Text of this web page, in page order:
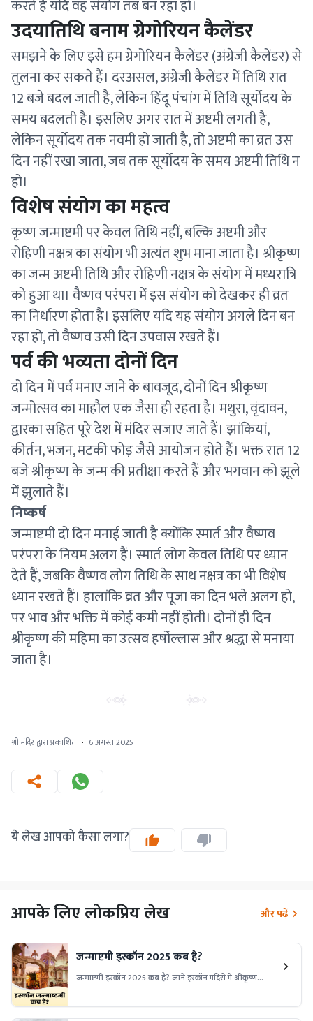
करते हैं यदि वह संयोग तब बन रहा हो।
उदयातिथि बनाम ग्रेगोरियन कैलेंडर
समझने के लिए इसे हम ग्रेगोरियन कैलेंडर (अंग्रेजी कैलेंडर) से
तुलना कर सकते हैं। दरअसल, अंग्रेजी कैलेंडर में तिथि रात
12 बजे बदल जाती है, लेकिन हिंदू पंचांग में तिथि सूर्योदय के
समय बदलती है। इसलिए अगर रात में अष्टमी लगती है,
लेकिन सूर्योदय तक नवमी हो जाती है, तो अष्टमी का व्रत उस
दिन नहीं रखा जाता, जब तक सूर्योदय के समय अष्टमी तिथि न
हो।
विशेष संयोग का महत्व
कृष्ण जन्माष्टमी पर केवल तिथि नहीं, बल्कि अष्टमी और
रोहिणी नक्षत्र का संयोग भी अत्यंत शुभ माना जाता है। श्रीकृष्ण
का जन्म अष्टमी तिथि और रोहिणी नक्षत्र के संयोग में मध्यरात्रि
को हुआ था। वैष्णव परंपरा में इस संयोग को देखकर ही व्रत
का निर्धारण होता है। इसलिए यदि यह संयोग अगले दिन बन
रहा हो, तो वैष्णव उसी दिन उपवास रखते हैं।
पर्व की भव्यता दोनों दिन
दो दिन में पर्व मनाए जाने के बावजूद, दोनों दिन श्रीकृष्ण
जन्मोत्सव का माहौल एक जैसा ही रहता है। मथुरा, वृंदावन,
द्वारका सहित पूरे देश में मंदिर सजाए जाते हैं। झांकियां,
कीर्तन, भजन, मटकी फोड़ जैसे आयोजन होते हैं। भक्त रात 12
बजे श्रीकृष्ण के जन्म की प्रतीक्षा करते हैं और भगवान को झूले
में झुलाते हैं।
निष्कर्ष
जन्माष्टमी दो दिन मनाई जाती है क्योंकि स्मार्त और वैष्णव
परंपरा के नियम अलग हैं। स्मार्त लोग केवल तिथि पर ध्यान
देते हैं, जबकि वैष्णव लोग तिथि के साथ नक्षत्र का भी विशेष
ध्यान रखते हैं। हालांकि व्रत और पूजा का दिन भले अलग हो,
पर भाव और भक्ति में कोई कमी नहीं होती। दोनों ही दिन
श्रीकृष्ण की महिमा का उत्सव हर्षोल्लास और श्रद्धा से मनाया
जाता है।
श्री मंदिर द्वारा प्रकाशित · 6 अगस्त 2025
ये लेख आपको कैसा लगा?
आपके लिए लोकप्रिय लेख और पढ़ें
जन्माष्टमी इस्कॉन 2025 कब है?
जन्माष्टमी इस्कॉन 2025 कब है? जानें इस्कॉन मंदिरों में श्रीकृष्ण
भरे कार्यक्रमों की पूरी जानकारी।